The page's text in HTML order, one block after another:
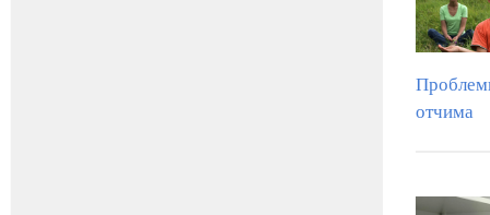
отчима